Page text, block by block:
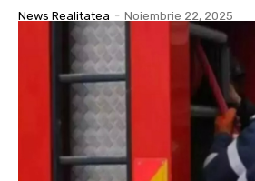
News Realitatea - Noiembrie 22, 2025